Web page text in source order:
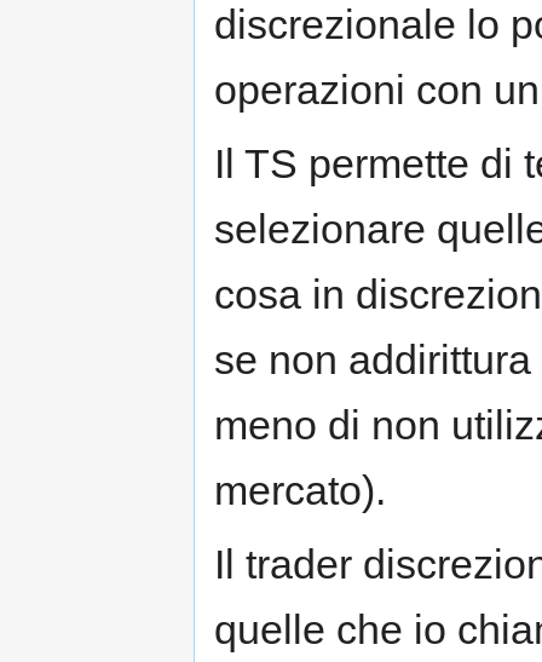
discrezionale lo
operazioni con
Il TS permette di
selezionare
cosa in
se non
meno di non
mercato).
Il trader
quelle che io